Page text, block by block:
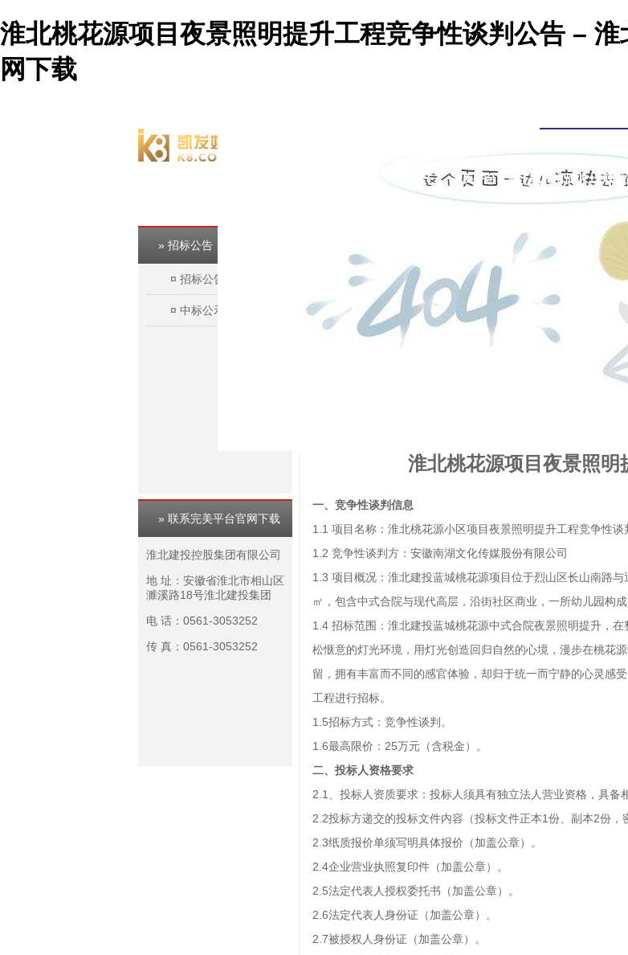
淮北桃花源项目夜景照明提升工程竞争性谈判公告 –
网下载
完美平台官网下载的招贤纳士 联系
» 招标公告
¤ 招标公告
¤ 中标公示
» 联系完美平台官网下载
淮北建投控股集团有限公司
地 址：安徽省淮北市相山区
濉溪路18号淮北建投集团
电 话：0561-3053252
传 真：0561-3053252
淮北桃花源项目夜景照
一、竞争性谈判信息
1.1 项目名称：淮北桃花源小区项目夜景照明提升工程竞争性谈
1.2 竞争性谈判方：安徽南湖文化传媒股份有限公司
1.3 项目概况：淮北建投蓝城桃花源项目位于烈山区长山南路
㎡，包含中式合院与现代高层，沿街社区商业，一所幼儿园构成
1.4 招标范围：淮北建投蓝城桃花源中式合院夜景照明提升，
松惬意的灯光环境，用灯光创造回归自然的心境，漫步在桃花
留，拥有丰富而不同的感官体验，却归于统一而宁静的心灵感
工程进行招标。
1.5招标方式：竞争性谈判。
1.6最高限价：25万元（含税金）。
二、 投标人资格要求
2.1、投标人资质要求：投标人须具有独立法人营业资格，具备
2.2投标方递交的投标文件内容（投标文件正本1份、副本2份，
2.3纸质报价单须写明具体报价（加盖公章）。
2.4企业营业执照复印件（加盖公章）。
2.5法定代表人授权委托书（加盖公章）。
2.6法定代表人身份证（加盖公章）。
2.7被授权人身份证（加盖公章）。